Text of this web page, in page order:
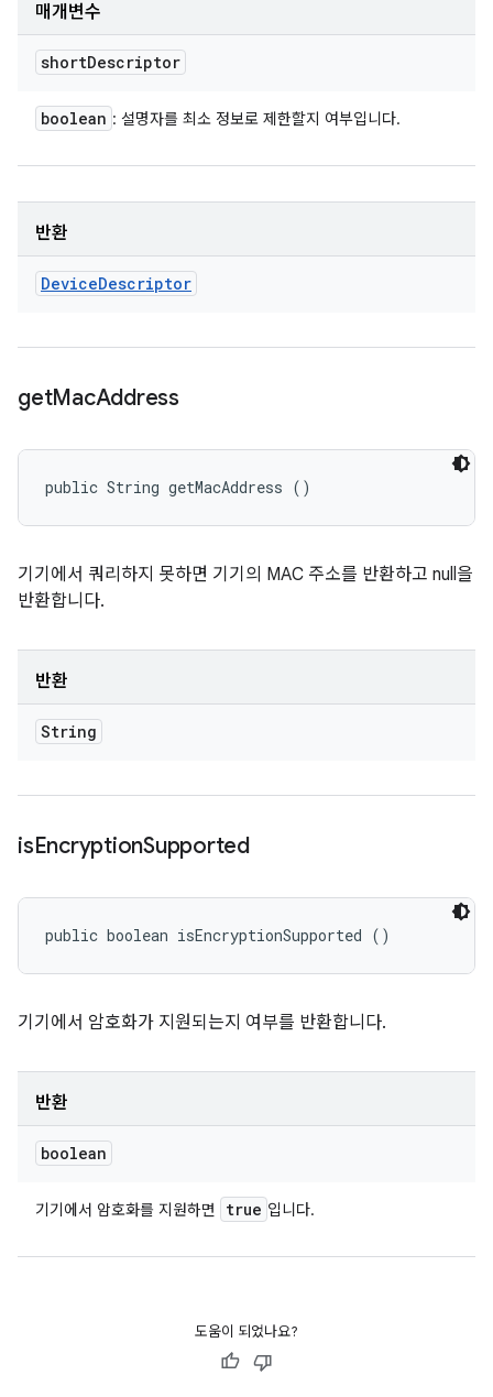
매개변수
shortDescriptor
boolean : 설명자를 최소 정보로 제한할지 여부입니다.
반환
DeviceDescriptor
getMacAddress
public String getMacAddress ()
기기에서 쿼리하지 못하면 기기의 MAC 주소를 반환하고 null을
반환합니다.
반환
String
isEncryptionSupported
public boolean isEncryptionSupported ()
기기에서 암호화가 지원되는지 여부를 반환합니다.
반환
boolean
기기에서 암호화를 지원하면 true 입니다.
도움이 되었나요?